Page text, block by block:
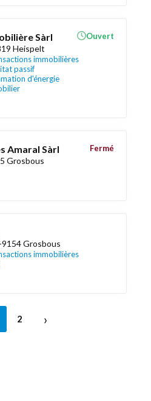
Sàrl
Heispelt
immobilières
passif
d'énergie
Ouvert
Amaral Sàrl
Grosbous
Fermé
9154 Grosbous
immobilières
2 ›